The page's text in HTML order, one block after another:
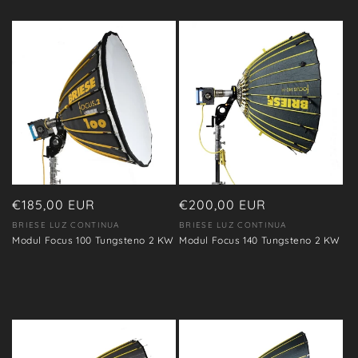
Precio
habitual
€185,00 EUR
Proveedor:
BRIESE LUZ CONTINUA
Modul Focus 100 Tungsteno 2 KW
Precio
habitual
€200,00 EUR
Proveedor:
BRIESE LUZ CONTINUA
Modul Focus 140 Tungsteno 2 KW